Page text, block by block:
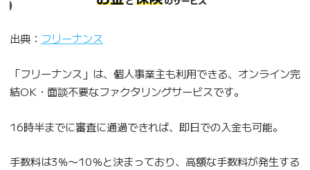
出典： フリーナンス
「フリーナンス」は、個人事業主も利用できる、オンライン完
結OK・面談不要なファクタリングサービスです。
16時半までに審査に通過できれば、即日での入金も可能。
手数料は3％〜10％と決まっており、高額な手数料が発生する